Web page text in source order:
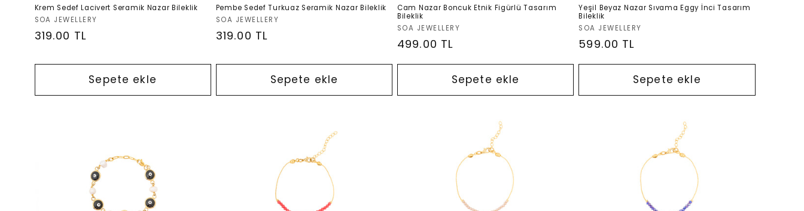
Krem Sedef Lacivert Seramik Nazar Bileklik
Satıcı:
SOA JEWELLERY
Normal
319.00 TL
Sepete ekle
Pembe Sedef Turkuaz Seramik Nazar Bileklik
Satıcı:
SOA JEWELLERY
Normal
319.00 TL
Sepete ekle
Cam Nazar Boncuk Etnik Figürlü Tasarım
Bileklik
Satıcı:
SOA JEWELLERY
Normal
499.00 TL
Sepete ekle
Yeşil Beyaz Nazar Sıvama Eggy İnci Tasarım
Bileklik
Satıcı:
SOA JEWELLERY
Normal
599.00 TL
Sepete ekle